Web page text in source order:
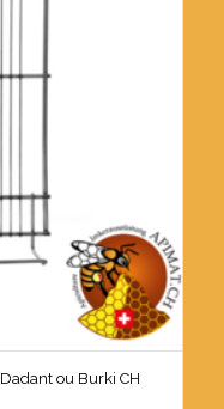
ou Burki CH